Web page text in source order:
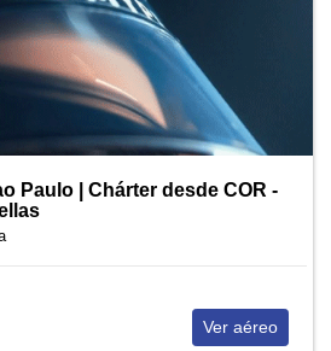
Paulo | Chárter desde COR -
Ver aéreo